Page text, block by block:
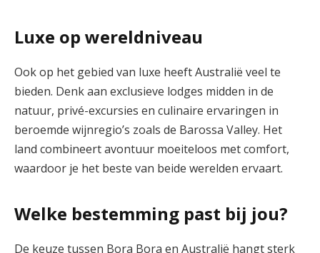
Luxe op wereldniveau
Ook op het gebied van luxe heeft Australië veel te
bieden. Denk aan exclusieve lodges midden in de
natuur, privé-excursies en culinaire ervaringen in
beroemde wijnregio’s zoals de Barossa Valley. Het
land combineert avontuur moeiteloos met comfort,
waardoor je het beste van beide werelden ervaart.
Welke bestemming past bij jou?
De keuze tussen Bora Bora en Australië hangt sterk